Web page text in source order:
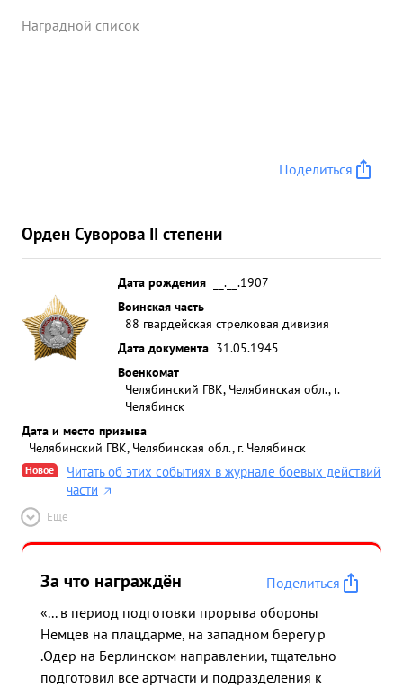
Наградной список
Поделиться
Орден Суворова II степени
Дата рождения
__.__.1907
Воинская часть
88 гвардейская стрелковая дивизия
Дата документа 31.05.1945
Военкомат
Челябинский ГВК, Челябинская обл., г.
Челябинск
Дата и место призыва
Челябинский ГВК, Челябинская обл., г. Челябинск
Новое
Читать об этих событиях в журнале боевых действий
части
Ещё
За что награждён
Поделиться
«... в период подготовки прорыва обороны
Немцев на плацдарме, на западном берегу р
.Одер на Берлинском направлении, тщательно
подготовил все артчасти и подразделения к